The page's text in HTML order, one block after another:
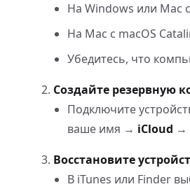
На Windows или Mac
На Mac с macOS
Убедитесь, что
Создайте резервную
Подключите
ваше имя → iCloud →
Восстановите
В iTunes или Finder